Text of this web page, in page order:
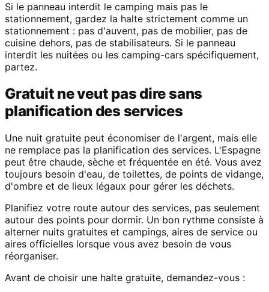
Si le panneau interdit le camping mais pas le
stationnement, gardez la halte strictement comme un
stationnement : pas d'auvent, pas de mobilier, pas de
cuisine dehors, pas de stabilisateurs. Si le panneau
interdit les nuitées ou les camping-cars spécifiquement,
partez.
Gratuit ne veut pas dire sans
planification des services
Une nuit gratuite peut économiser de l'argent, mais elle
ne remplace pas la planification des services. L'Espagne
peut être chaude, sèche et fréquentée en été. Vous avez
toujours besoin d'eau, de toilettes, de points de vidange,
d'ombre et de lieux légaux pour gérer les déchets.
Planifiez votre route autour des services, pas seulement
autour des points pour dormir. Un bon rythme consiste à
alterner nuits gratuites et campings, aires de service ou
aires officielles lorsque vous avez besoin de vous
réorganiser.
Avant de choisir une halte gratuite, demandez-vous :